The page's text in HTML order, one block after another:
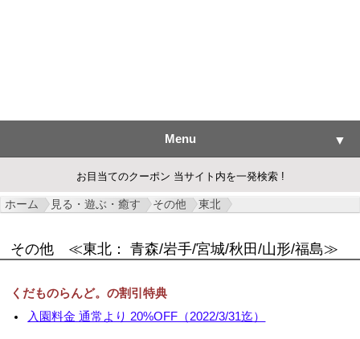
Menu ▼
▼
▼
お目当てのクーポン 当サイト内を一発検索 !
ホーム 見る・遊ぶ・癒す その他 東北
その他 ≪東北： 青森/岩手/宮城/秋田/山形/福島≫
くだものらんど。の割引特典
入園料金 通常より 20%OFF（2022/3/31迄）